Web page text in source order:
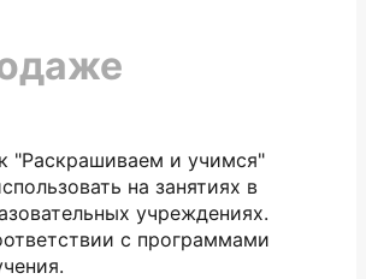
"Раскрашиваем и учимся"
на занятиях в
учреждениях.
с программами